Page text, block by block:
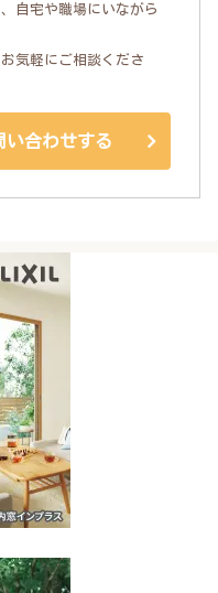
自宅や職場にいながら
気軽にご相談くださ
い合わせする